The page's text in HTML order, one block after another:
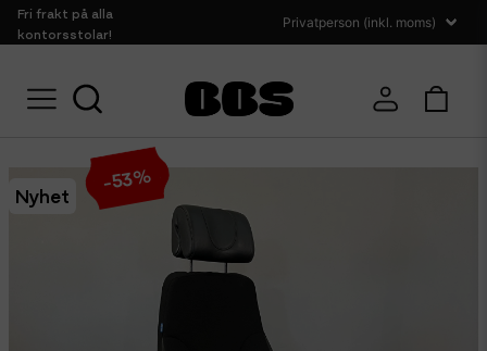
Fri frakt på alla
kontorsstolar!
Hem Sittmöbler Kontorsstolar Kontorsstol Be-Ge 300 24H
Nyhet -53%